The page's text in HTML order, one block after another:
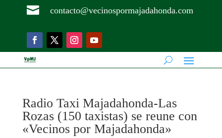
 contacto@vecinospormajadahonda.com
Radio Taxi Majadahonda-Las
Rozas (150 taxistas) se reune con
«Vecinos por Majadahonda»